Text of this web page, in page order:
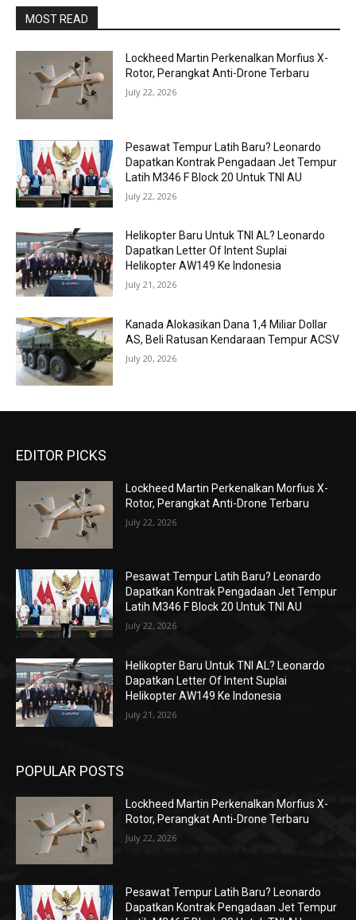
MOST READ
Lockheed Martin Perkenalkan Morfius X-
Rotor, Perangkat Anti-Drone Terbaru
July 22, 2026
Pesawat Tempur Latih Baru? Leonardo
Dapatkan Kontrak Pengadaan Jet Tempur
Latih M346 F Block 20 Untuk TNI AU
July 22, 2026
Helikopter Baru Untuk TNI AL? Leonardo
Dapatkan Letter Of Intent Suplai
Helikopter AW149 Ke Indonesia
July 21, 2026
Kanada Alokasikan Dana 1,4 Miliar Dollar
AS, Beli Ratusan Kendaraan Tempur ACSV
July 20, 2026
EDITOR PICKS
Lockheed Martin Perkenalkan Morfius X-
Rotor, Perangkat Anti-Drone Terbaru
July 22, 2026
Pesawat Tempur Latih Baru? Leonardo
Dapatkan Kontrak Pengadaan Jet Tempur
Latih M346 F Block 20 Untuk TNI AU
July 22, 2026
Helikopter Baru Untuk TNI AL? Leonardo
Dapatkan Letter Of Intent Suplai
Helikopter AW149 Ke Indonesia
July 21, 2026
POPULAR POSTS
Lockheed Martin Perkenalkan Morfius X-
Rotor, Perangkat Anti-Drone Terbaru
July 22, 2026
Pesawat Tempur Latih Baru? Leonardo
Dapatkan Kontrak Pengadaan Jet Tempur